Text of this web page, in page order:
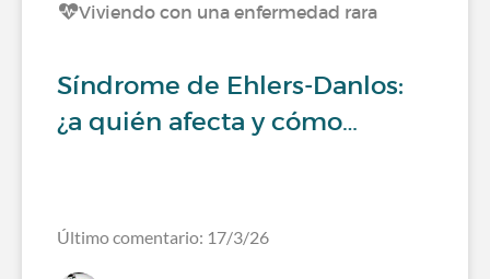
Viviendo con una enfermedad rara
Síndrome de Ehlers-Danlos:
¿a quién afecta y cómo…
Último comentario: 17/3/26